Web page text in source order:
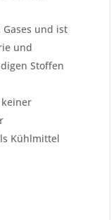
und ist
und
Stoffen
Kühlmittel